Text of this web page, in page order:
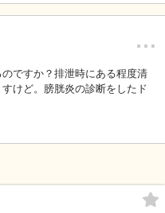
…
ですか？排泄時にある程度清
けど。膀胱炎の診断をしたド